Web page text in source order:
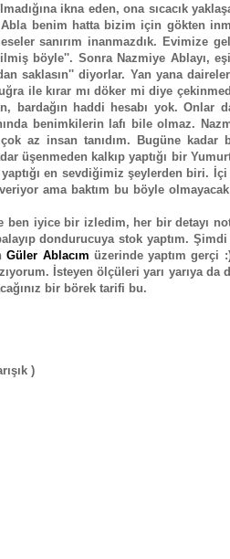
ikna eden, ona sıcacık
benim hatta bizim için gökten
sanırım inanmazdık.
böyle''. Sonra Nazmiye Ablayı,
saklasın'' diyorlar. Yan yana
ile kırar mı döker mi diye
bardağın haddi hesabı yok. Onlar
benimkilerin lafı bile olmaz.
az insan tanıdım. Bugüne kadar
üşenmeden kalkıp yaptığı bir
en sevdiğimiz şeylerden biri.
ama baktım bu böyle
ben iyice bir izledim, her bir detayı
dondurucuya stok yaptım.
Güler Ablacım üzerinde yaptım gerçi
İsteyen ölçüleri yarı yarıya
bir börek tarifi bu.
)